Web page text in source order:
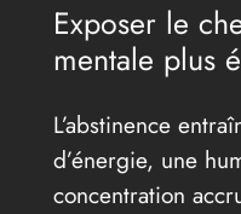
Exposer le
mentale plus
L’abstinence
d’énergie, une
concentration